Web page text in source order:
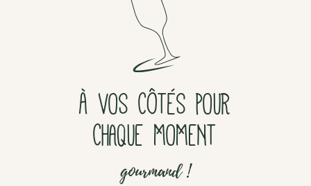
À VOS CÔTÉS POUR
CHAQUE MOMENT
gourmand !